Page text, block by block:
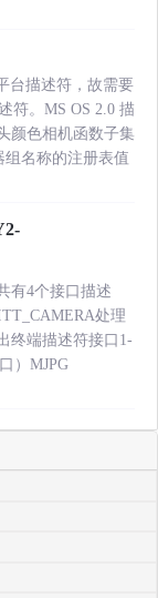
台描述符，故需要
符。MS OS 2.0 描
颜色相机函数子集
名称的注册表值
有4个接口描述
处理
终端描述符接口1-
）MJPG